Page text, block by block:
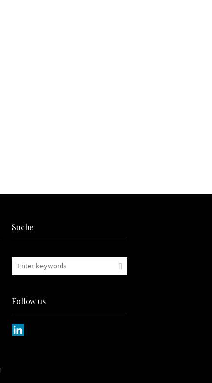
Suche
Follow us